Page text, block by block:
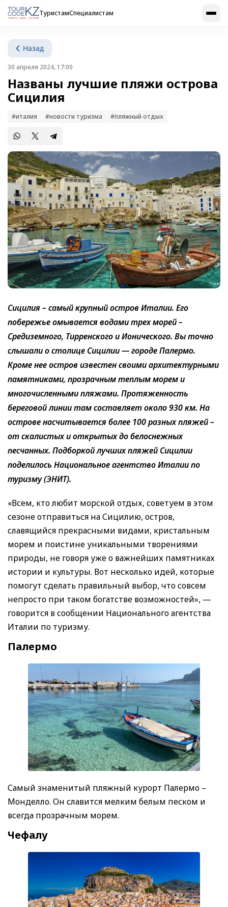
ТуристамСпециалистам
Назад
30 апреля 2024, 17:00
Названы лучшие пляжи острова
Сицилия
#италия #новости туризма #пляжный отдых
Сицилия – самый крупный остров Италии. Его
побережье омывается водами трех морей –
Средиземного, Тирренского и Ионического. Вы точно
слышали о столице Сицилии — городе Палермо.
Кроме нее остров известен своими архитектурными
памятниками, прозрачным теплым морем и
многочисленными пляжами. Протяженность
береговой линии там составляет около 930 км. На
острове насчитывается более 100 разных пляжей –
от скалистых и открытых до белоснежных
песчанных. Подборкой лучших пляжей Сицилии
поделилось Национальное агентство Италии по
туризму (ЭНИТ).
«Всем, кто любит морской отдых, советуем в этом
сезоне отправиться на Сицилию, остров,
славящийся прекрасными видами, кристальным
морем и поистине уникальными творениями
природы, не говоря уже о важнейших памятниках
истории и культуры. Вот несколько идей, которые
помогут сделать правильный выбор, что совсем
непросто при таком богатстве возможностей», —
говорится в сообщении Национального агентства
Италии по туризму.
Палермо
Самый знаменитый пляжный курорт Палермо –
Монделло. Он славится мелким белым песком и
всегда прозрачным морем.
Чефалу